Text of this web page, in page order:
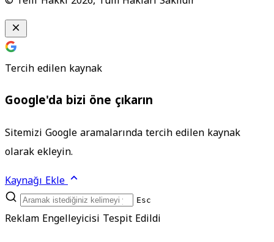
Tercih edilen kaynak
Google'da bizi öne çıkarın
Sitemizi Google aramalarında tercih edilen kaynak
olarak ekleyin.
Kaynağı Ekle
Esc
Reklam Engelleyicisi Tespit Edildi